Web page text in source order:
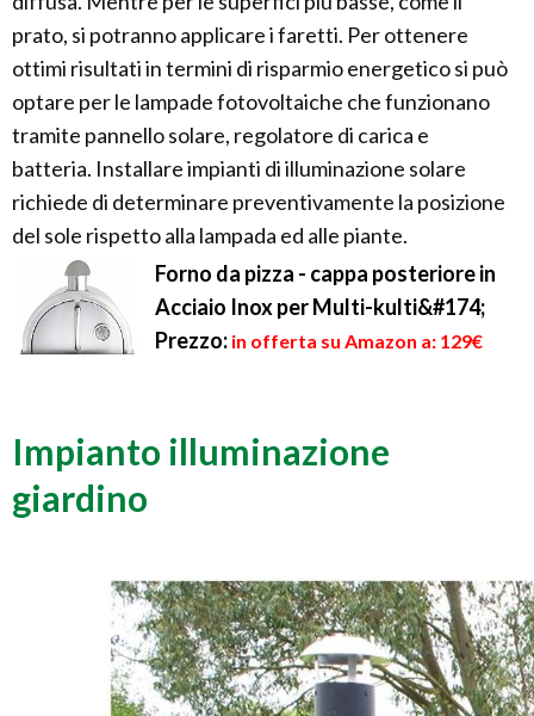
prato, si potranno applicare i faretti. Per ottenere
ottimi risultati in termini di risparmio energetico si può
optare per le lampade fotovoltaiche che funzionano
tramite pannello solare, regolatore di carica e
batteria. Installare impianti di illuminazione solare
richiede di determinare preventivamente la posizione
del sole rispetto alla lampada ed alle piante.
Forno da pizza - cappa posteriore in
Acciaio Inox per Multi-kulti&#174;
Prezzo: in offerta su Amazon a: 129€
Impianto illuminazione
giardino